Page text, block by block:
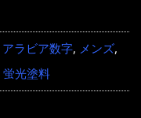
アラビア数字, メンズ,
蛍光塗料